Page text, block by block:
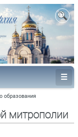
образования
митрополии